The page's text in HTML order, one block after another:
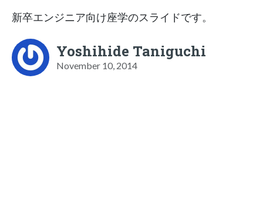
新卒エンジニア向け座学のスライドです。
Yoshihide Taniguchi
November 10, 2014